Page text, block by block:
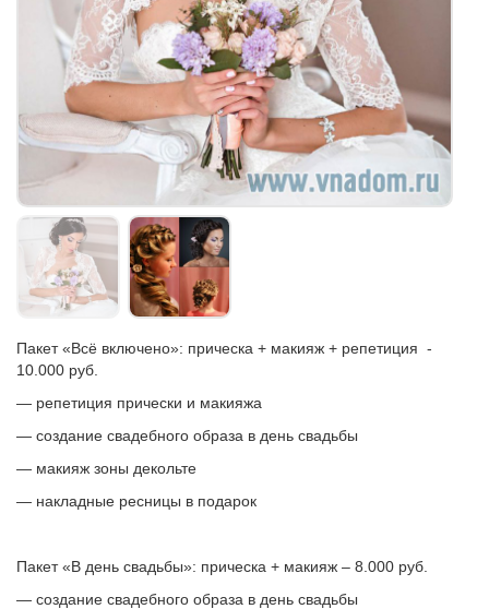
Пакет «Всё включено»: прическа + макияж + репетиция -
10.000 руб.
— репетиция прически и макияжа
— создание свадебного образа в день свадьбы
— макияж зоны декольте
— накладные ресницы в подарок
Пакет «В день свадьбы»: прическа + макияж – 8.000 руб.
— создание свадебного образа в день свадьбы